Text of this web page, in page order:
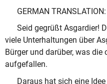
GERMAN TRANSLATION:
Seid gegrüßt Asgardier!
viele Unterhaltungen über
Bürger und darüber, was
aufgefallen.
Daraus hat sich eine